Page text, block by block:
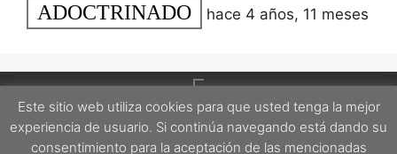
ADOCTRINADO hace 4 años, 11 meses
Este sitio web utiliza cookies para que usted tenga la mejor
experiencia de usuario. Si continúa navegando está dando su
consentimiento para la aceptación de las mencionadas